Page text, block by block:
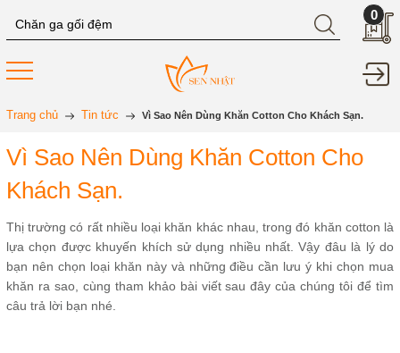
0
Trang chủ Tin tức Vì Sao Nên Dùng Khăn Cotton Cho Khách Sạn.
Vì Sao Nên Dùng Khăn Cotton Cho
Khách Sạn.
Thị trường có rất nhiều loại khăn khác nhau, trong đó khăn cotton là
lựa chọn được khuyến khích sử dụng nhiều nhất. Vậy đâu là lý do
bạn nên chọn loại khăn này và những điều cần lưu ý khi chọn mua
khăn ra sao, cùng tham khảo bài viết sau đây của chúng tôi để tìm
câu trả lời bạn nhé.